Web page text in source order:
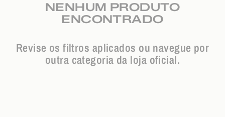
NENHUM PRODUTO
ENCONTRADO
Revise os filtros aplicados ou navegue por
outra categoria da loja oficial.